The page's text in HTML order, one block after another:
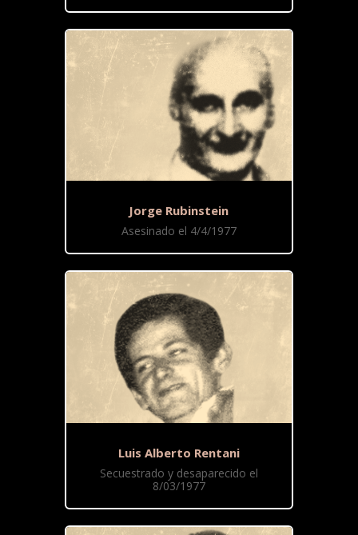
Jorge Rubinstein
Asesinado el 4/4/1977
Luis Alberto Rentani
Secuestrado y desaparecido el
8/03/1977